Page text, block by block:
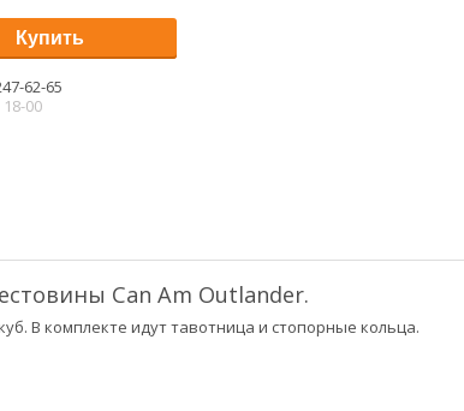
Купить
62-65
18-00
Can Am Outlander.
В комплекте идут тавотница и стопорные кольца.